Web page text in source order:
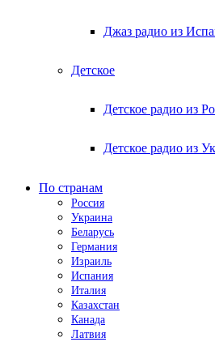
Джаз радио из
Детское
Детское радио из
Детское радио из
По странам
Россия
Украина
Беларусь
Германия
Израиль
Испания
Италия
Казахстан
Канада
Латвия